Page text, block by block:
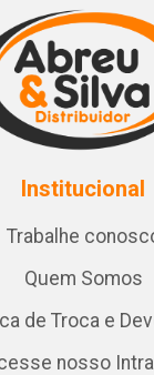
Institucional
Trabalhe
Quem Somos
de Troca e
nosso